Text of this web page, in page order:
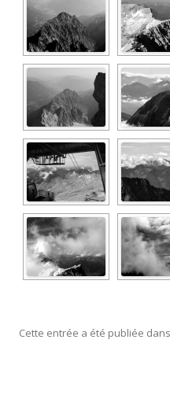
Cette entrée a été publiée dans